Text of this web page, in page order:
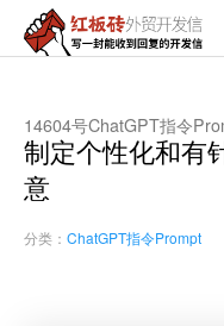
红
砖
外
贸
开
发
信
封
能
收
到
回
14604号ChatGPT指令
制定个性化和有
意
分类： ChatGPT指令Prompt